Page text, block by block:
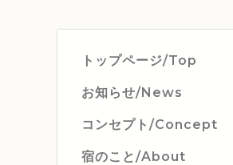
トップページ/Top
お知らせ/News
コンセプト/Concept
宿のこと/About